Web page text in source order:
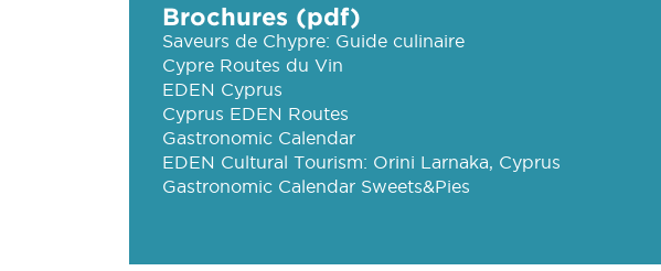
Brochures (pdf)
Saveurs de Chypre: Guide culinaire
Cypre Routes du Vin
EDEN Cyprus
Cyprus EDEN Routes
Gastronomic Calendar
EDEN Cultural Tourism: Orini Larnaka, Cyprus
Gastronomic Calendar Sweets&Pies